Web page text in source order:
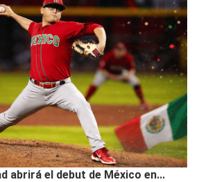
abrirá el debut de México en...